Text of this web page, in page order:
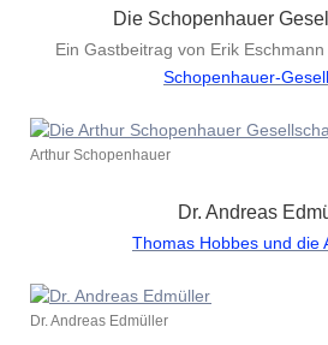
Die Schopenhauer
Ein Gastbeitrag von Erik
Schopenhauer-
Arthur Schopenhauer
Dr. Andreas
Thomas Hobbes und die
Dr. Andreas Edmüller